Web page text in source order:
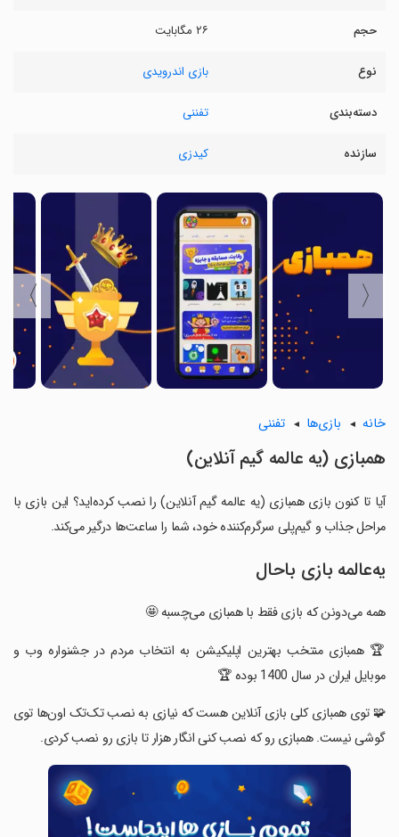
حجم ۲۶ مگابایت
نوع بازی اندرویدی
دسته‌بندی تفننی
سازنده کیدزی
〈
〉
خانه بازی‌ها تفننی
همبازی (یه عالمه گیم آنلاین)
آیا تا کنون بازی همبازی (یه عالمه گیم آنلاین) را نصب کرده‌اید؟ این بازی با
مراحل جذاب و گیم‌پلی سرگرم‌کننده خود، شما را ساعت‌ها درگیر می‌کند.
یه‌عالمه بازی باحال
همه می‌دونن که بازی فقط با همبازی می‌چسبه 🤩
‏🏆 همبازی منتخب بهترین اپلیکیشن به انتخاب مردم در جشنواره وب و
موبایل ایران در سال 1400 بوده 🏆
‏🧩 توی همبازی کلی بازی آنلاین هست که نیازی به نصب تک‌تک اون‌ها توی
گوشی نیست. همبازی رو که نصب کنی انگار هزار‌ تا بازی رو نصب کردی.